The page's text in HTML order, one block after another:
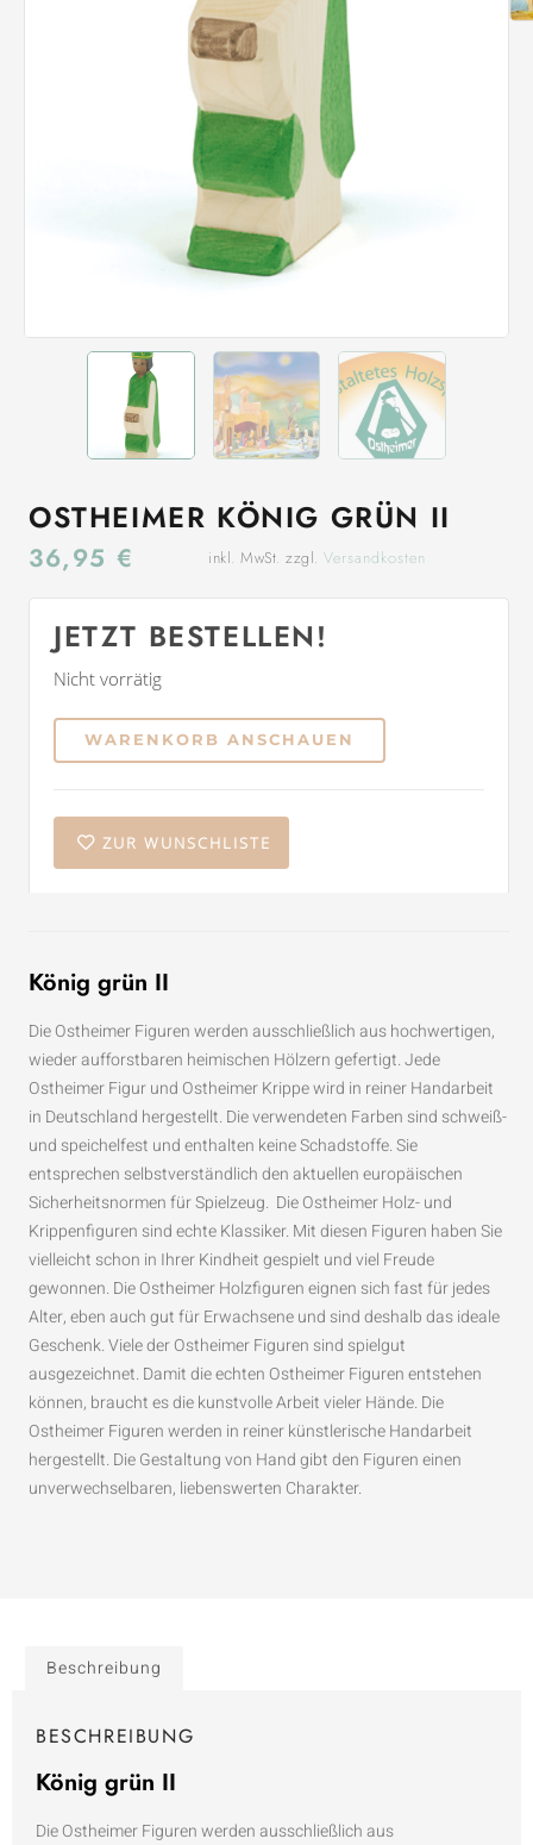
OSTHEIMER KÖNIG GRÜN II
36,95 € inkl. MwSt. zzgl.Versandkosten
JETZT BESTELLEN!
Nicht vorrätig
WARENKORB ANSCHAUEN
ZUR WUNSCHLISTE
König grün II
Die Ostheimer Figuren werden ausschließlich aus hochwertigen,
wieder aufforstbaren heimischen Hölzern gefertigt. Jede
Ostheimer Figur und Ostheimer Krippe wird in reiner Handarbeit
in Deutschland hergestellt. Die verwendeten Farben sind schweiß-
und speichelfest und enthalten keine Schadstoffe. Sie
entsprechen selbstverständlich den aktuellen europäischen
Sicherheitsnormen für Spielzeug. Die Ostheimer Holz- und
Krippenfiguren sind echte Klassiker. Mit diesen Figuren haben Sie
vielleicht schon in Ihrer Kindheit gespielt und viel Freude
gewonnen. Die Ostheimer Holzfiguren eignen sich fast für jedes
Alter, eben auch gut für Erwachsene und sind deshalb das ideale
Geschenk. Viele der Ostheimer Figuren sind spielgut
ausgezeichnet. Damit die echten Ostheimer Figuren entstehen
können, braucht es die kunstvolle Arbeit vieler Hände. Die
Ostheimer Figuren werden in reiner künstlerische Handarbeit
hergestellt. Die Gestaltung von Hand gibt den Figuren einen
unverwechselbaren, liebenswerten Charakter.
Beschreibung
BESCHREIBUNG
König grün II
Die Ostheimer Figuren werden ausschließlich aus